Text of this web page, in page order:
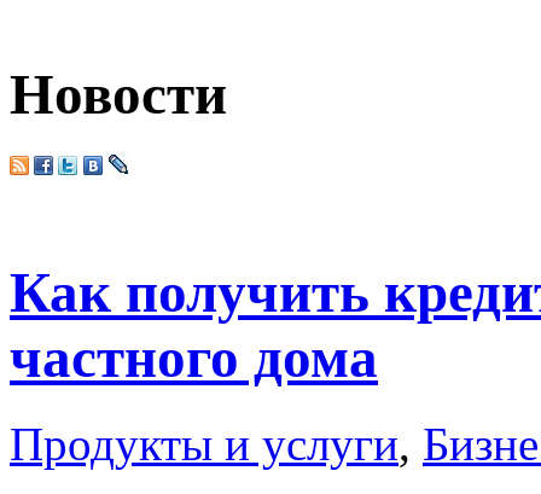
Новости
Как получить
частного дома
Продукты и услуги,